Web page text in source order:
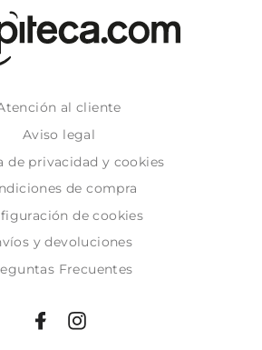
al cliente
Aviso legal
de privacidad y cookies
de compra
de cookies
y devoluciones
Frecuentes